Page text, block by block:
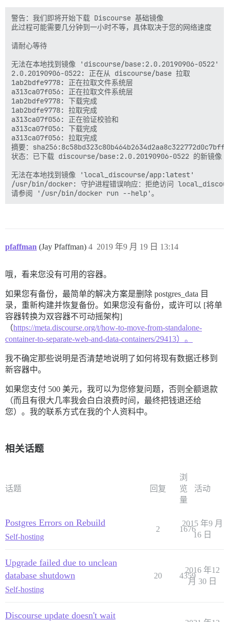
2019-09-19 03:25:39.378 UTC [51] LOG:  正在监听 IPv6
2019-09-19 03:25:39.384 UTC [51] LOG:  正在监听
2019-09-19 03:25:39.493 UTC [54] LOG:  数据库系统未正确
I, [2019-09-19T03:25:44.352528 #1]  INFO -- :
I, [2019-09-19T03:25:44.352957 #1]  INFO -- : > su
2019-09-19 03:25:44.438 UTC [58] postgres@postgres
2019-09-19 03:25:44.439 UTC [59] postgres@template1
createdb: 无法连接到数据库 template1：FATAL:  数据库系统
I, [2019-09-19T03:25:44.442572 #1]  INFO -- :
I, [2019-09-19T03:25:44.443122 #1]  INFO -- : >
2019-09-19 03:25:44.525 UTC [70] postgres@discourse
psql: FATAL:  数据库系统正在启动
I, [2019-09-19T03:25:44.527564 #1]  INFO -- :
I, [2019-09-19T03:25:44.527978 #1]  INFO -- : >
psql: FATAL:  数据库系统正在启动
I, [2019-09-19T03:25:44.619389 #1]  INFO -- :
I, [2019-09-19T03:25:44.619732 #1]  INFO -- : > su
2019-09-19 03:25:44.702 UTC [51] LOG:  收到快速关闭请求
失败
--------------------
Pups::ExecError: su postgres -c 'psql discourse -c
失败位置：/pups/lib/pups/exec_command.rb:112:in
使用参数 "su postgres -c 'psql $db_name -c \"alter
./discourse-doctor 可能有助于诊断问题。
警告：我们即将开始下载 Discourse 基础镜像
此过程可能需要几分钟到一小时不等，具体取决于您的网络速度
请耐心等待
无法在本地找到镜像 'discourse/base:2.0.20190906-0522'
2.0.20190906-0522: 正在从 discourse/base 拉取
1ab2bdfe9778: 正在拉取文件系统层
a313ca07f056: 正在拉取文件系统层
1ab2bdfe9778: 下载完成
1ab2bdfe9778: 拉取完成
a313ca07f056: 正在验证校验和
a313ca07f056: 下载完成
a313ca07f056: 拉取完成
摘要：
状态：已下载 discourse/base:2.0.20190906-0522 的新镜像
无法在本地找到镜像 'local_discourse/app:latest'
/usr/bin/docker: 守护进程错误响应：拒绝访问
pfaffman (Jay Pfaffman) 2019 年9 月 19 日 13:14
4
哦，看来您没有可用的容器。
如果您有备份，最简单的解决方案是删除 postgres_data 目
录，重新构建并恢复备份。如果您没有备份，或许可以 [将单
容器转换为双容器不可动摇架构]
（https://meta.discourse.org/t/how-to-move-from-standalone-
container-to-separate-web-and-data-containers/29413）。
我不确定那些说明是否清楚地说明了如何将现有数据迁移到
新容器中。
如果您支付 500 美元，我可以为您修复问题，否则全额退款
（而且有很大几率我会白白浪费时间，最终把钱退还给
您）。我的联系方式在我的个人资料中。
相关话题
话题 回复
浏
览
量
活动
Postgres Errors on Rebuild
Self-hosting
2 1676
2015 年9 月
16 日
Upgrade failed due to unclean
database shutdown
Self-hosting
20 4359
2016 年12
月 30 日
Discourse update doesn't wait